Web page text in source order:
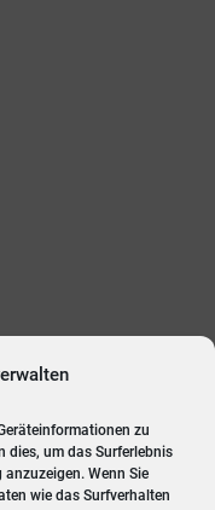
zu
dies, um das Surferlebnis
Wenn Sie
wie das Surfverhalten